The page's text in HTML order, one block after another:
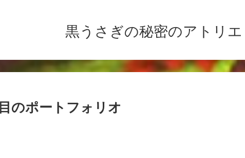
黒うさぎの秘密のアトリエ
のポートフォリオ